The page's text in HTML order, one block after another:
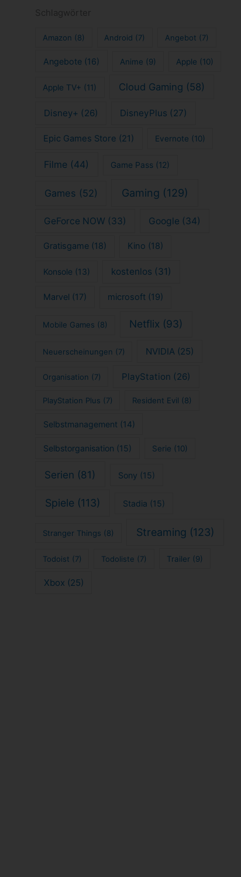
Amazon (8) Android (7) Angebot (7)
Angebote(16) Anime (9) Apple (10)
Apple TV+ (11) Cloud Gaming (58)
Disney+ (26) DisneyPlus (27)
Epic Games Store (21) Evernote (10)
Filme (44) Game Pass (12)
Games (52) Gaming (129)
GeForce NOW (33) Google (34)
Gratisgame (18) Kino (18)
Konsole (13) kostenlos (31)
Marvel (17) microsoft (19)
Mobile Games (8) Netflix (93)
Neuerscheinungen (7) NVIDIA (25)
Organisation (7) PlayStation (26)
PlayStation Plus (7) Resident Evil (8)
Selbstmanagement (14)
Selbstorganisation (15) Serie (10)
Serien (81) Sony (15)
Spiele (113) Stadia (15)
Stranger Things (8) Streaming (123)
Todoist (7) Todoliste (7) Trailer (9)
Xbox (25)